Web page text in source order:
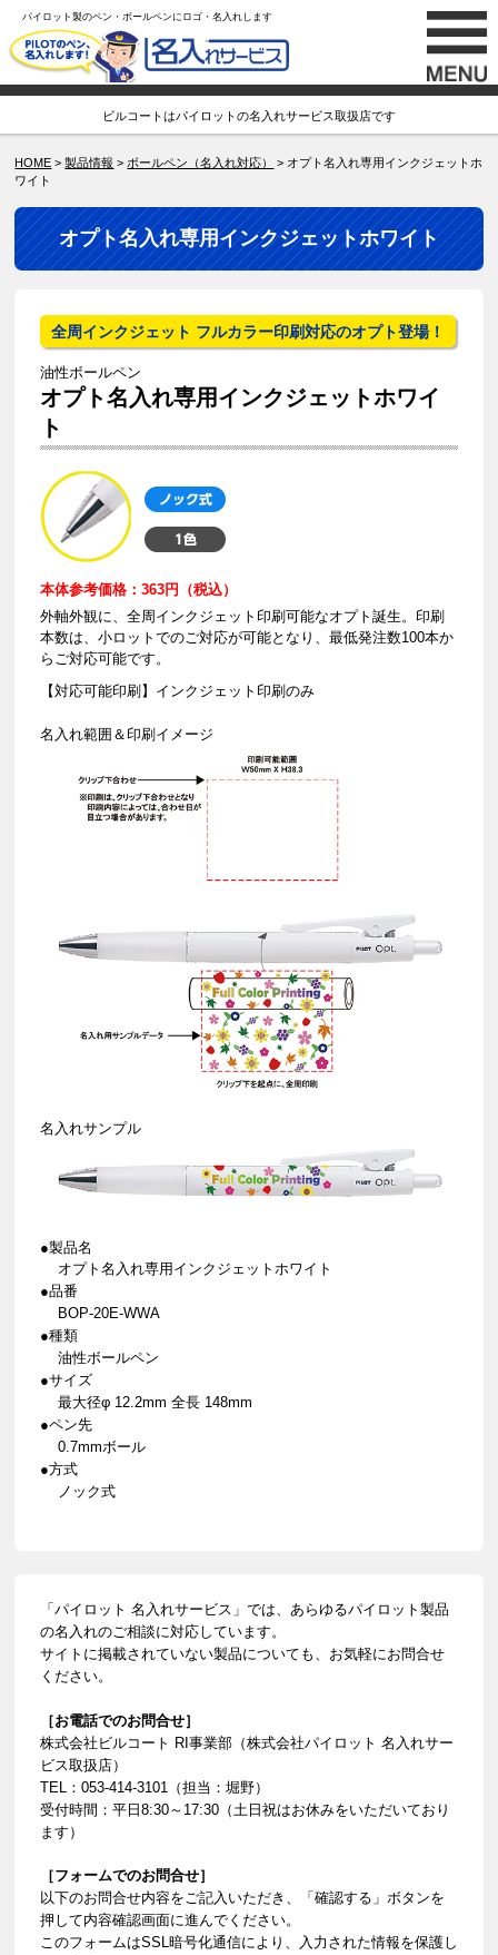
パイロット製のペン・ボールペンにロゴ・名入れします
ビルコートはパイロットの名入れサービス取扱店です
HOME >製品情報 > ボールペン（名入れ対応）
> オプト名入れ専用インクジェットホ
ワイト
オプト名入れ専用インクジェットホワイト
全周インクジェット フルカラー印刷対応のオプト登場！
油性ボールペン
オプト名入れ専用インクジェットホワイ
ト
本体参考価格：363円（税込）
外軸外観に、全周インクジェット印刷可能なオプト誕生。印刷
本数は、小ロットでのご対応が可能となり、最低発注数100本か
らご対応可能です。
【対応可能印刷】インクジェット印刷のみ
名入れ範囲＆印刷イメージ
名入れサンプル
●製品名
オプト名入れ専用インクジェットホワイト
●品番
BOP-20E-WWA
●種類
油性ボールペン
●サイズ
最大径φ 12.2mm 全長 148mm
●ペン先
0.7mmボール
●方式
ノック式
「パイロット 名入れサービス」では、あらゆるパイロット製品
の名入れのご相談に対応しています。
サイトに掲載されていない製品についても、お気軽にお問合せ
ください。
［お電話でのお問合せ］
株式会社ビルコート RI事業部（株式会社パイロット 名入れサー
ビス取扱店）
TEL：053-414-3101（担当：堀野）
受付時間：平日8:30～17:30（土日祝はお休みをいただいており
ます）
［フォームでのお問合せ］
以下のお問合せ内容をご記入いただき、「確認する」ボタンを
押して内容確認画面に進んでください。
このフォームはSSL暗号化通信により、入力された情報を保護し